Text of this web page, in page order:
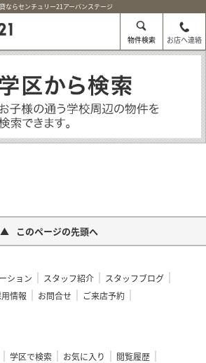
ならセンチュリー21アーバンステージ
物件検索 お店へ連絡
このページの先頭へ
ション スタッフ紹介
スタッフブログ
情報 お問合せ
ご来店予約
学区で検索 お気に入り
閲覧履歴